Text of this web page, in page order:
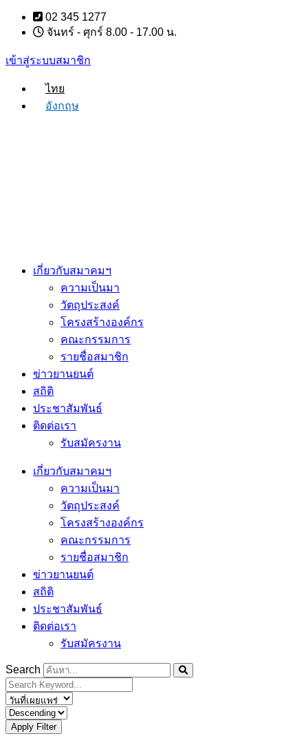
Skip
content
02 345 1277
จันทร์ - ศุกร์ 8.00 - 17.00 น.
เข้าสู่ระบบสมาชิก
ไทย
อังกฤษ
เกี่ยวกับสมาคมฯ
ความเป็นมา
วัตถุประสงค์
โครงสร้างองค์กร
คณะกรรมการ
รายชื่อสมาชิก
ข่าวยานยนต์
สถิติ
ประชาสัมพันธ์
ติดต่อเรา
รับสมัครงาน
เกี่ยวกับสมาคมฯ
ความเป็นมา
วัตถุประสงค์
โครงสร้างองค์กร
คณะกรรมการ
รายชื่อสมาชิก
ข่าวยานยนต์
สถิติ
ประชาสัมพันธ์
ติดต่อเรา
รับสมัครงาน
Search
Apply Filter